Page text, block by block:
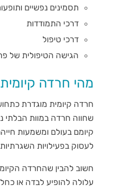
תסמינים נפשיים
דרכי התמודדות
דרכי טיפול
הגישה הטיפולית של
מהי חרדה קיומית
חרדה קיומית מוגדרת
שחווה חרדה במוות הבלתי
קיומם בעולם ומשמעות
לעסוק בפעילויות
חשוב להבין שהחרדה
עלולה להופיע לבדה או